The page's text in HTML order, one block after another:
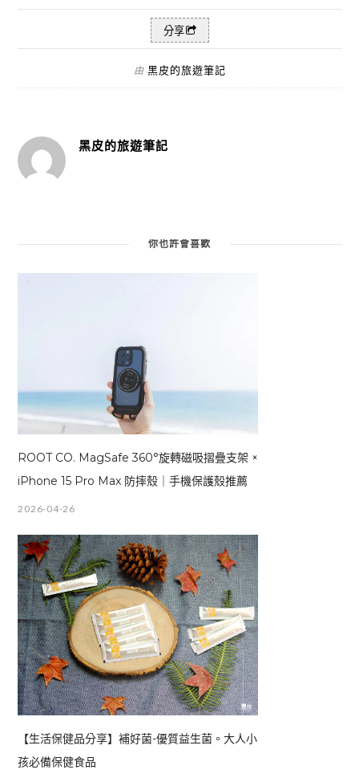
分享
由 黑皮的旅遊筆記
黑皮的旅遊筆記
你也許會喜歡
ROOT CO. MagSafe 360°旋轉磁吸摺疊支架 ×
iPhone 15 Pro Max 防摔殼｜手機保護殼推薦
2026-04-26
【生活保健品分享】補好菌-優質益生菌。大人小
孩必備保健食品